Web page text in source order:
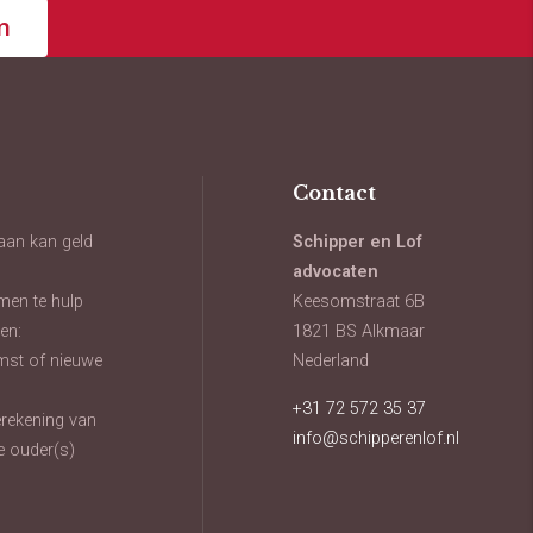
kan geld
te hulp
of nieuwe
van
ouder(s)
Contact
Schipper en Lof
advocaten
Keesomstraat 6B
1821 BS Alkmaar
Nederland
+31 72 572 35 37
info@schipperenlof.nl